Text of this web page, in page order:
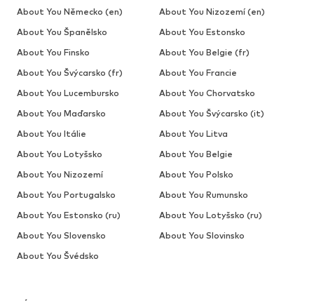
About You Německo (en)
About You Nizozemí (en)
About You Španělsko
About You Estonsko
About You Finsko
About You Belgie (fr)
About You Švýcarsko (fr)
About You Francie
About You Lucembursko
About You Chorvatsko
About You Maďarsko
About You Švýcarsko (it)
About You Itálie
About You Litva
About You Lotyšsko
About You Belgie
About You Nizozemí
About You Polsko
About You Portugalsko
About You Rumunsko
About You Estonsko (ru)
About You Lotyšsko (ru)
About You Slovensko
About You Slovinsko
About You Švédsko